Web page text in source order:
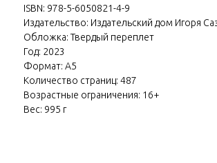
ISBN: 978-5-6050821-4-9
Издательство: Издательский дом Игоря
Обложка: Твердый переплет
Год: 2023
Формат: А5
Количество страниц: 487
Возрастные ограничения: 16+
Вес: 995 г